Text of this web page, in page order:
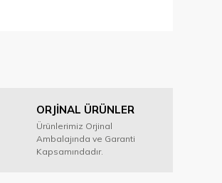
ORJİNAL ÜRÜNLER
Ürünlerimiz Orjinal
Ambalajında ve Garanti
Kapsamındadır.